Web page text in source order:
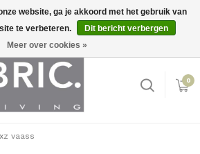
Inloggen
0
vaass
website, ga je akkoord met het gebruik van
te verbeteren.
Dit bericht verbergen
Meer over cookies »